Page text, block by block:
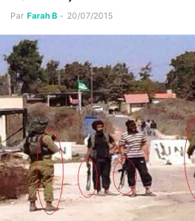
Par Farah B - 20/07/2015